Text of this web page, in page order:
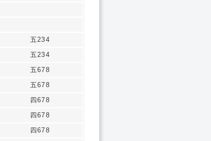
五234
五234
五678
五678
四678
四678
四678